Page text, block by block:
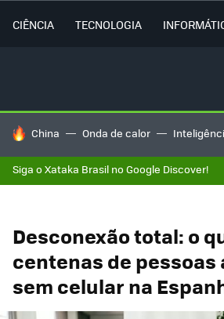
CIÊNCIA TECNOLOGIA
TENDÊNCIAS DO DIA
China Onda de calor
Siga o Xataka Brasil no Google Discover!
Desconexão total: o
centenas de pessoas
sem celular na